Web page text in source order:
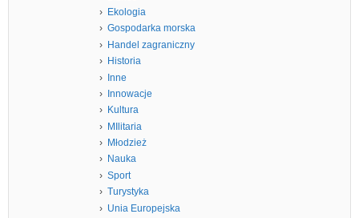
Ekologia
Gospodarka morska
Handel zagraniczny
Historia
Inne
Innowacje
Kultura
MIlitaria
Młodzież
Nauka
Sport
Turystyka
Unia Europejska